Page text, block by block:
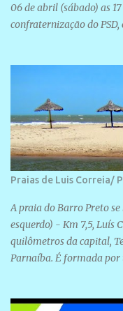
06 de abril (sábado) as
confraternização do PSD,
Praias de Luis Correia/
A praia do Barro Preto
esquerdo) - Km 7,5, Luís
quilômetros da capital,
Parnaíba. É formada
devido ao extensivo